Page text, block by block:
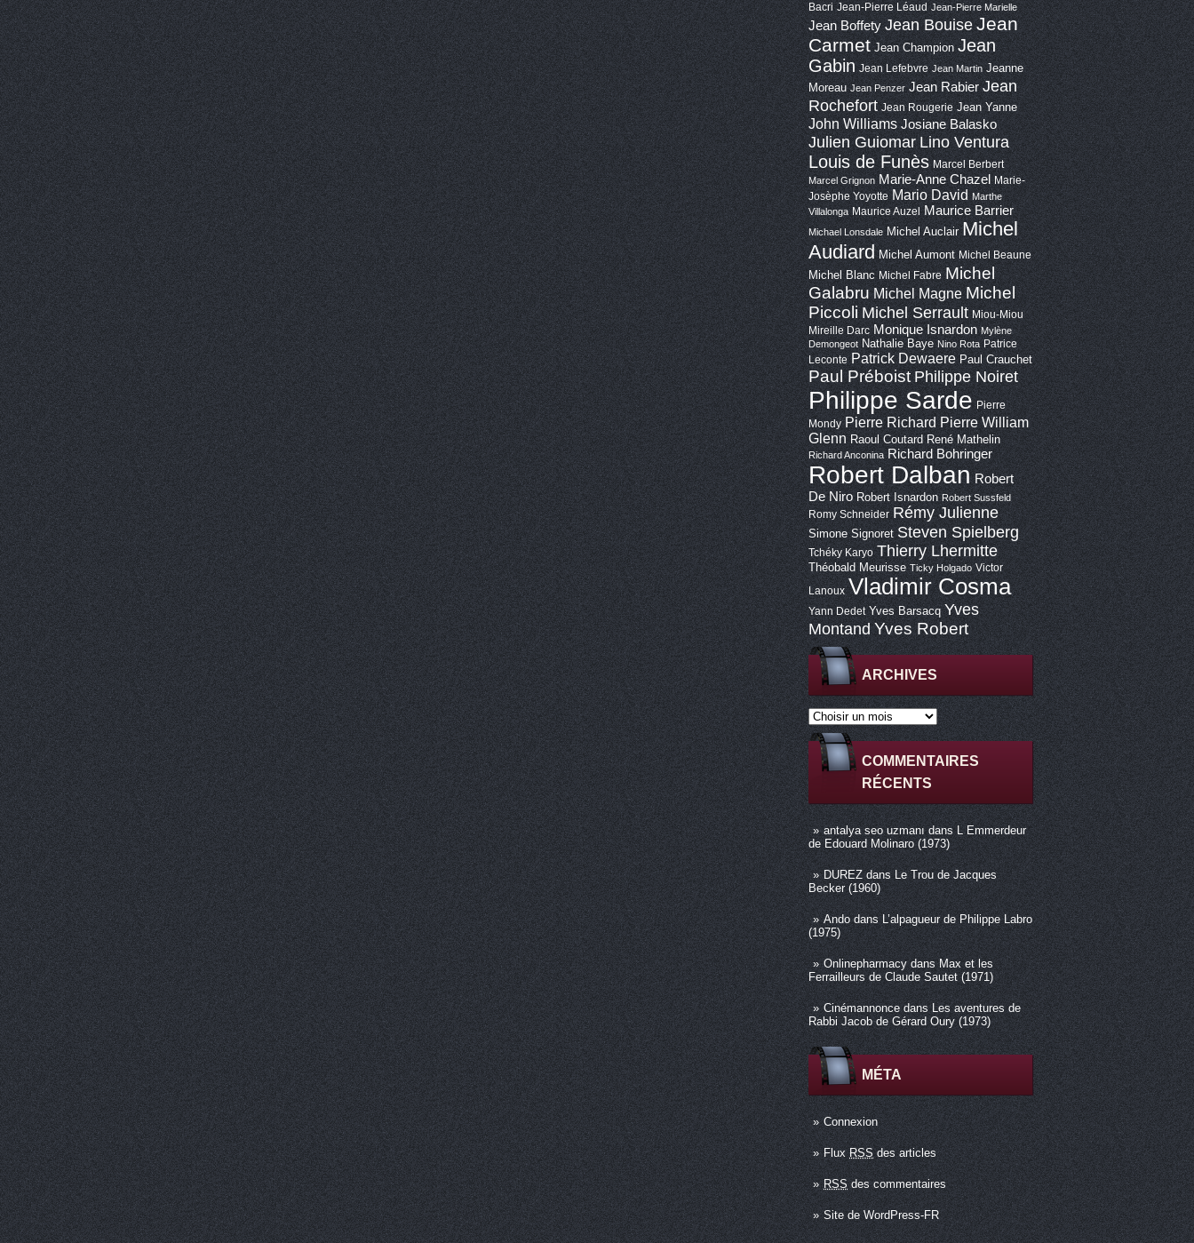
Bacri Jean-Pierre Léaud Jean-Pierre Marielle
Jean Boffety Jean BouiseJean
Carmet Jean Champion Jean
Gabin Jean Lefebvre Jean Martin Jeanne
Moreau Jean Penzer Jean Rabier Jean
Rochefort Jean Rougerie Jean Yanne
John Williams Josiane Balasko
Julien Guiomar Lino Ventura
Louis de Funès Marcel Berbert
Marcel Grignon Marie-Anne Chazel
Marie-
Josèphe Yoyotte Mario David Marthe
Villalonga Maurice Auzel Maurice Barrier
Michael Lonsdale Michel Auclair Michel
Audiard Michel Aumont Michel Beaune
Michel Blanc Michel Fabre Michel
Galabru Michel Magne Michel
Piccoli Michel Serrault Miou-Miou
Mireille Darc Monique Isnardon Mylène
Demongeot Nathalie Baye Nino Rota Patrice
Leconte Patrick Dewaere Paul Crauchet
Paul Préboist Philippe Noiret
Philippe Sarde Pierre
Mondy Pierre Richard Pierre William
Glenn Raoul Coutard René Mathelin
Richard Anconina Richard Bohringer
Robert Dalban Robert
De Niro Robert Isnardon Robert Sussfeld
Romy Schneider Rémy Julienne
Simone Signoret Steven Spielberg
Tchéky Karyo Thierry Lhermitte
Théobald Meurisse Ticky Holgado Victor
Lanoux Vladimir Cosma
Yann Dedet Yves Barsacq Yves
Montand Yves Robert
ARCHIVES
COMMENTAIRES
RÉCENTS
antalya seo uzmanıdans L Emmerdeur
de Edouard Molinaro (1973)
DUREZdans Le Trou de Jacques
Becker (1960)
Andodans L’alpagueur de Philippe Labro
(1975)
Onlinepharmacy dansMax et les
Ferrailleurs de Claude Sautet (1971)
Cinémannonce dansLes aventures de
Rabbi Jacob de Gérard Oury (1973)
MÉTA
Connexion
Flux RSS des articles
RSSdes commentaires
Site de WordPress-FR